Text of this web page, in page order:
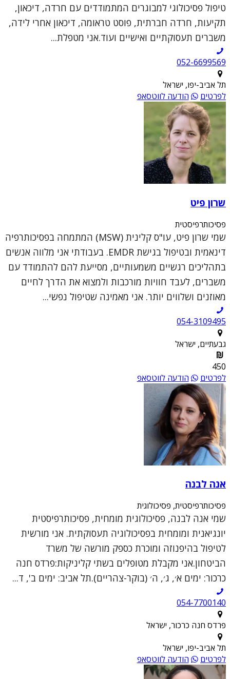
טיפול פסיכולוגי למבוגרים המתמודדים עם חרדה, דיכאון,
תקיעות, חרדה חברתית, פוסט טראומה, דיכאון אחרי לידה,
משברים תעסוקתיים ואישיים ועוד.אני מטפלת...
052-6699569
תל אביב-יפו, ישראל
לפרטים
הודעה לווטסאפ
שרון פיט
פסיכותרפיסטית
שמי שרון פיט, עו"ס קלינית (MSW) המתמחה בפסיכותרפיה
דינאמית ובטיפול בגישת EMDR. בעבודתי אני מלווה אנשים
בתהליכים רגשיים משמעותיים, מסייעת להם להתמודד עם
משברים, לעבד חוויות מורכבות ולמצוא את הדרך לחיים
מאוזנים ושלווים יותר. אני מאמינה שטיפול נפשי...
054-3109495
גבעתיים, ישראל
450
לפרטים
הודעה לווטסאפ
אנה לבנה
פסיכותרפיסטית, פסיכולוגית
שמי אנה לבנה, פסיכולוגית מומחית, פסיכותרפיסטית
יונגיאנית ומומחית בפסיכולוגיה תעסוקתית. אני מורשית
לטיפול בהיפנוזה ומוכרת כספק מורשה של משרד
הביטחון.אני מקבלת מטופלים בשתי קליניקות:פרדס חנה
כרכור: ימים א׳, ג׳, ה׳ (בוקר-צהריים).תל אביב: ימים ב', ד...
054-7700140
פרדס חנה כרכור, ישראל
תל אביב-יפו, ישראל
לפרטים
הודעה לווטסאפ